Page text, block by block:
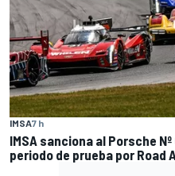
IMSA7 h
IMSA sanciona al Porsche
periodo de prueba por Road